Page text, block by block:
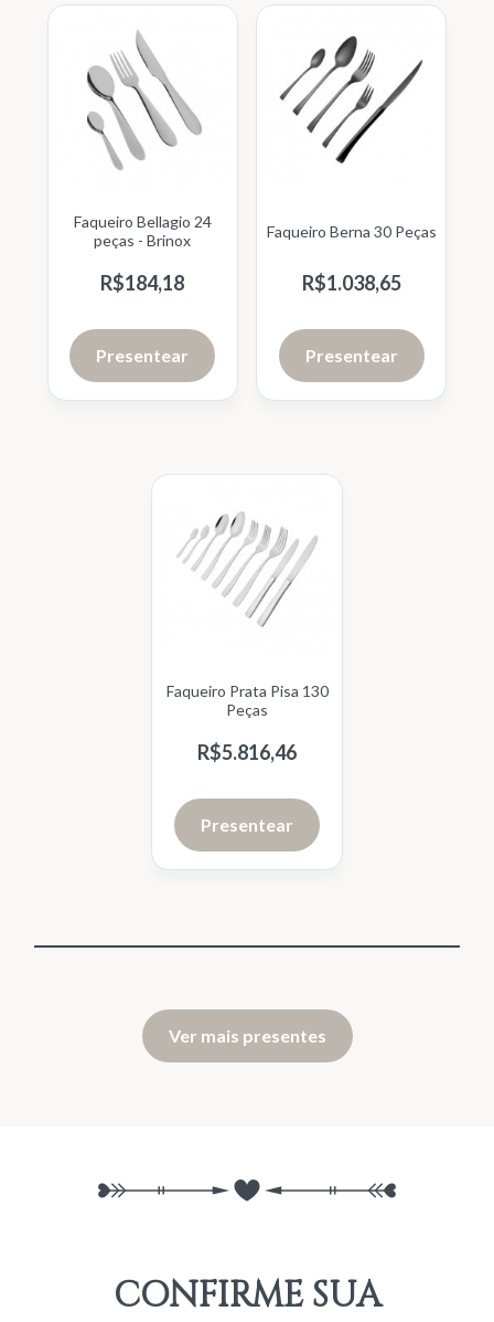
Faqueiro Bellagio 24
peças - Brinox
R$184,18
Presentear
Faqueiro Berna 30 Peças
R$1.038,65
Presentear
Faqueiro Prata Pisa 130
Peças
R$5.816,46
Presentear
Ver mais presentes
CONFIRME SUA